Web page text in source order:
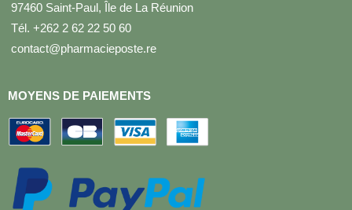
97460 Saint-Paul, Île de La Réunion
Tél. +262 2 62 22 50 60
contact@pharmacieposte.re
MOYENS DE PAIEMENTS